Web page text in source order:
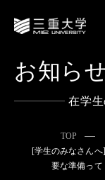
お知ら
在学
TOP
[学生のみなさん
要な準備って